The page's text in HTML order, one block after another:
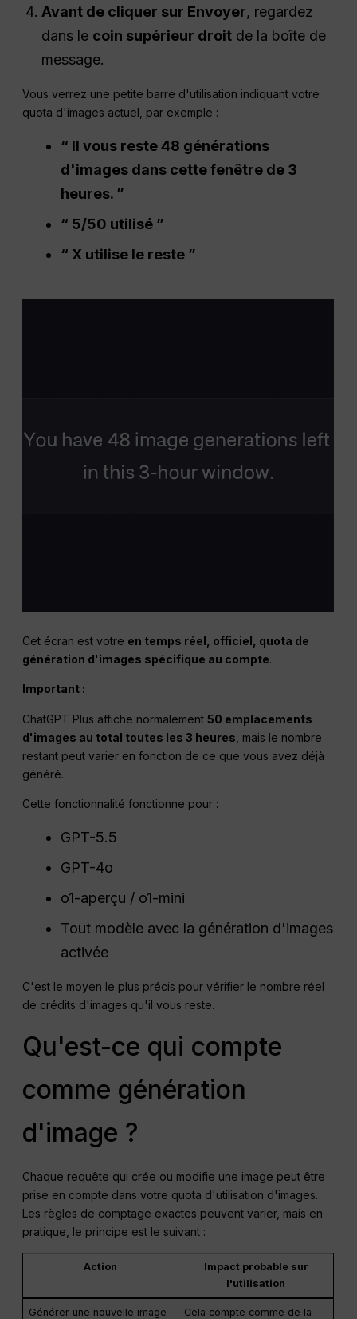
Avant de cliquer sur Envoyer, regardez
dans le coin supérieur droit de la boîte de
message.
Vous verrez une petite barre d'utilisation indiquant votre
quota d'images actuel, par exemple :
“ Il vous reste 48 générations
d'images dans cette fenêtre de 3
heures. ”
“ 5/50 utilisé ”
“ X utilise le reste ”
Cet écran est votre en temps réel , officiel, quota de
génération d'images spécifique au compte.
Important :
ChatGPT Plus affiche normalement50 emplacements
d'images au total toutes les 3 heures , mais le nombre
restant peut varier en fonction de ce que vous avez déjà
généré.
Cette fonctionnalité fonctionne pour :
GPT-5.5
GPT-4o
o1-aperçu / o1-mini
Tout modèle avec la génération d'images
activée
C'est le moyen le plus précis pour vérifier le nombre réel
de crédits d'images qu'il vous reste.
Qu'est-ce qui compte
comme génération
d'image ?
Chaque requête qui crée ou modifie une image peut être
prise en compte dans votre quota d'utilisation d'images.
Les règles de comptage exactes peuvent varier, mais en
pratique, le principe est le suivant :
Action
Impact probable sur
l'utilisation
Générer une nouvelle image
Cela compte comme de la